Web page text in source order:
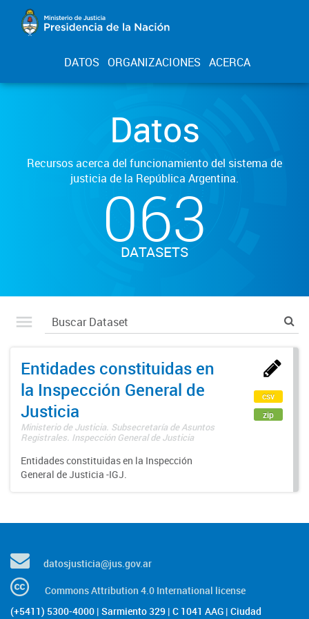
DATOS ORGANIZACIONES ACERCA
Datos
Recursos acerca del funcionamiento del sistema de
justicia de la República Argentina.
063
DATASETS
Entidades constituidas en
la Inspección General de
Justicia
Ministerio de Justicia. Subsecretaría de Asuntos
Registrales. Inspección General de Justicia
Entidades constituidas en la Inspección
General de Justicia -IGJ.
csv
zip
datosjusticia@jus.gov.ar
Commons Attribution 4.0 International license
(+5411) 5300-4000 | Sarmiento 329 | C 1041 AAG | Ciudad